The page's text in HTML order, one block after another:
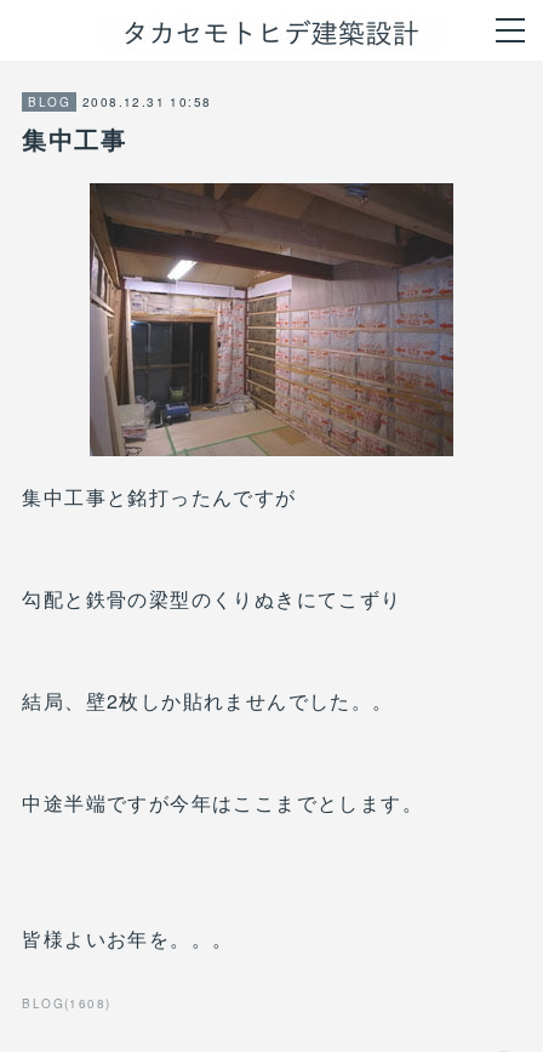
BLOG 2008.12.31 10:58
集中工事
集中工事と銘打ったんですが
勾配と鉄骨の梁型のくりぬきにてこずり
結局、壁2枚しか貼れませんでした。。
中途半端ですが今年はここまでとします。
皆様よいお年を。。。
BLOG (1608)